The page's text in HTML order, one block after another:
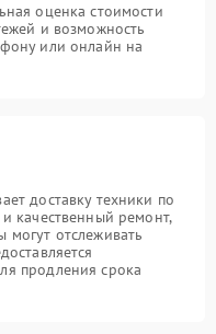
оценка стоимости
и возможность
или онлайн на
доставку техники по
качественный ремонт,
отслеживать
продления срока